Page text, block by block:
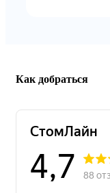
Как добраться